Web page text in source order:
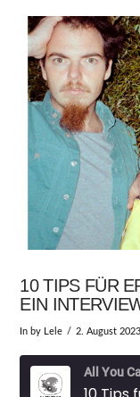
10 TIPS FÜR
EIN
In by Lele 2. August 2023
All You